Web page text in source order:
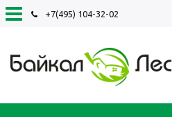
+7(495) 104-32-02